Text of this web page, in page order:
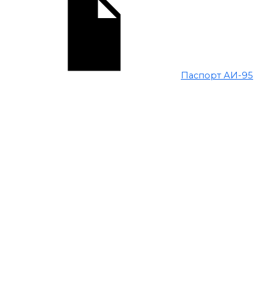
Паспорт АИ-95